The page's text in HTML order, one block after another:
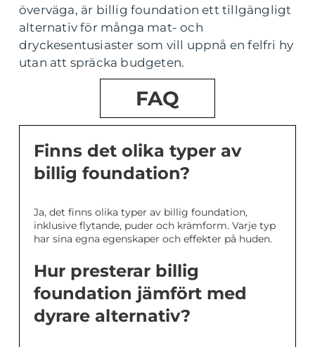
överväga, är billig foundation ett tillgängligt
alternativ för många mat- och
dryckesentusiaster som vill uppnå en felfri hy
utan att spräcka budgeten.
FAQ
Finns det olika typer av
billig foundation?
Ja, det finns olika typer av billig foundation,
inklusive flytande, puder och krämform. Varje typ
har sina egna egenskaper och effekter på huden.
Hur presterar billig
foundation jämfört med
dyrare alternativ?